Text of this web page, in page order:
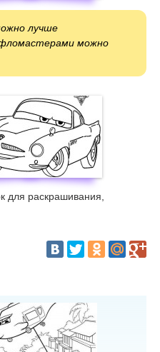
лучше
можно
для раскрашивания,